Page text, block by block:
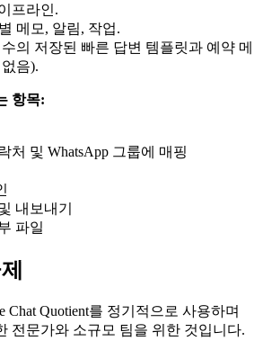
프라인.
메모, 알림, 작업.
의 저장된 빠른 답변 템플릿과 예약 메
음).
항목:
처 및 WhatsApp 그룹에 매핑
내보내기
파일
Chat Quotient를 정기적으로 사용하며
전문가와 소규모 팀을 위한 것입니다.